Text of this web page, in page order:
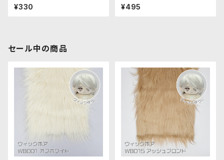
黒・２個セット）
¥330 ルド風・2個セット）
¥495
セール中の商品